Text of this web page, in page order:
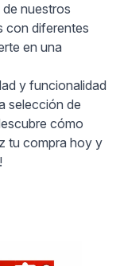
nuestros
con diferentes
en una
y funcionalidad
selección de
cómo
tu compra hoy y